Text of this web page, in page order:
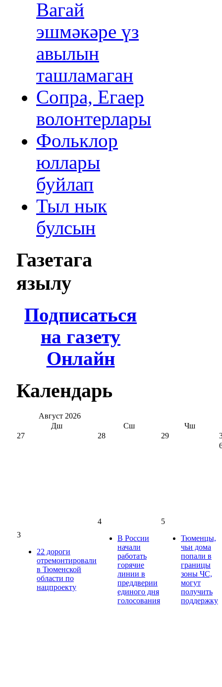
Вагай
эшмәкәре үз
авылын
ташламаган
Сопра, Егаер
волонтерлары
Фольклор
юллары
буйлап
Тыл нык
булсын
Газетага
язылу
Подписаться
на газету
Онлайн
Календарь
Август 2026
Дш
Сш
Чш
27
28 29
3
22 дороги
отремонтировали
в Тюменской
области по
нацпроекту
4
В России
начали
работать
горячие
линии в
преддверии
единого дня
голосования
5
Тюменцы,
чьи дома
попали в
границы
зоны ЧС,
могут
получить
поддержку